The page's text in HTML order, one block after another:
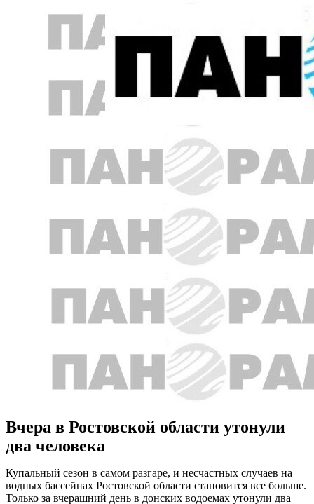
Вчера в Ростовской области утонули
два человека
Купальный сезон в самом разгаре, и несчастных случаев на
водных бассейнах Ростовской области становится все больше.
Только за вчерашний день в донских водоемах утонули два